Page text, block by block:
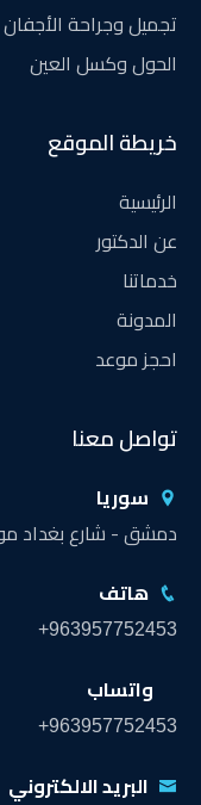
تجميل وجراحة الأجفان
الحول وكسل العين
خريطة الموقع
الرئيسية
عن الدكتور
خدماتنا
المدونة
احجز موعد
تواصل معنا
سوريا
دمشق - شارع بغداد
هاتف
+963957752453
واتساب
+963957752453
البريد الالكتروني